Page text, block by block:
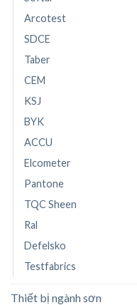
Arcotest
SDCE
Taber
CEM
KSJ
BYK
ACCU
Elcometer
Pantone
TQC Sheen
Ral
Defelsko
Testfabrics
Thiết bị ngành sơn